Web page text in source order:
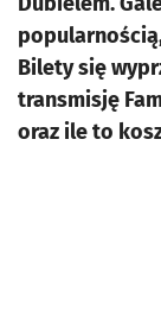
Bilety się
transmisję
oraz ile to